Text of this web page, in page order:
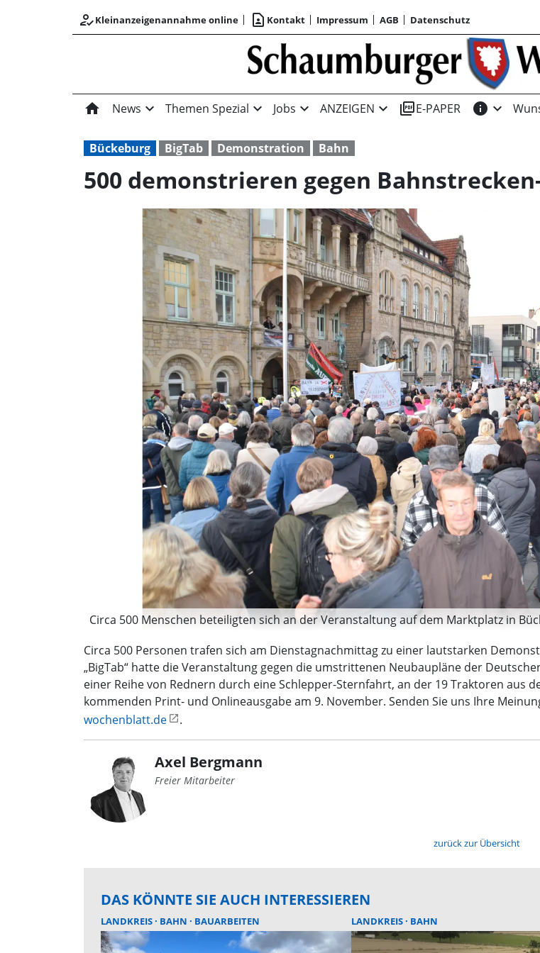
how_to_regKleinanzeigenannahme online contact_page Kontakt Impressum AGB Datenschutz
home News expand_more Themen Spezial expand_more Jobs expand_more ANZEIGEN expand_more picture_as_pdfE-PAPER info expand_more
Bückeburg BigTab Demonstration Bahn
500 demonstrieren gegen
Circa 500 Menschen beteiligten sich an der Veranstaltung auf dem Marktplatz in
Circa 500 Personen trafen sich am Dienstagnachmittag zu einer lautstarken
„BigTab“ hatte die Veranstaltung gegen die umstrittenen Neubaupläne der
einer Reihe von Rednern durch eine Schlepper-Sternfahrt, an der 19 Traktoren aus
kommenden Print- und Onlineausgabe am 9. November. Senden Sie uns Ihre
wochenblatt.de
.
Axel Bergmann
Freier Mitarbeiter
zurück zur Übersicht
DAS KÖNNTE SIE AUCH INTERESSIEREN
LANDKREIS BAHN BAUARBEITEN LANDKREIS BAHN